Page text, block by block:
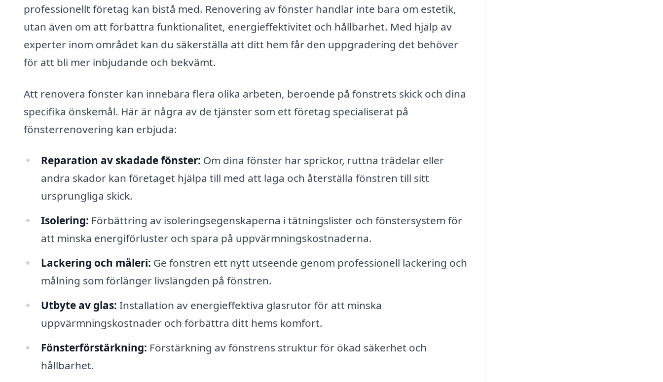
professionellt företag kan bistå med. Renovering av fönster handlar inte bara om estetik,
utan även om att förbättra funktionalitet, energieffektivitet och hållbarhet. Med hjälp av
experter inom området kan du säkerställa att ditt hem får den uppgradering det behöver
för att bli mer inbjudande och bekvämt.
Att renovera fönster kan innebära flera olika arbeten, beroende på fönstrets skick och dina
specifika önskemål. Här är några av de tjänster som ett företag specialiserat på
fönsterrenovering kan erbjuda:
Reparation av skadade fönster: Om dina fönster har sprickor, ruttna trädelar eller
andra skador kan företaget hjälpa till med att laga och återställa fönstren till sitt
ursprungliga skick.
Isolering: Förbättring av isoleringsegenskaperna i tätningslister och fönstersystem för
att minska energiförluster och spara på uppvärmningskostnaderna.
Lackering och måleri: Ge fönstren ett nytt utseende genom professionell lackering och
målning som förlänger livslängden på fönstren.
Utbyte av glas: Installation av energieffektiva glasrutor för att minska
uppvärmningskostnader och förbättra ditt hems komfort.
Fönsterförstärkning: Förstärkning av fönstrens struktur för ökad säkerhet och
hållbarhet.